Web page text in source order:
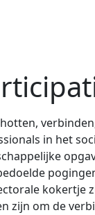
in het
kokertje
zijn om de